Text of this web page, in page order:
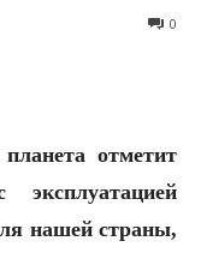
0
отметит
нашей страны,